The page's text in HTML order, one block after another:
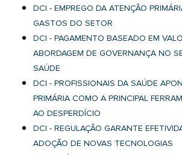
DCI - EMPREGO DA ATENÇÃO
GASTOS DO SETOR
DCI - PAGAMENTO BASEADO EM
ABORDAGEM DE GOVERNANÇA NO
SAÚDE
DCI - PROFISSIONAIS DA SAÚDE
PRIMÁRIA COMO A PRINCIPAL
AO DESPERDÍCIO
DCI - REGULAÇÃO GARANTE
ADOÇÃO DE NOVAS TECNOLOGIAS